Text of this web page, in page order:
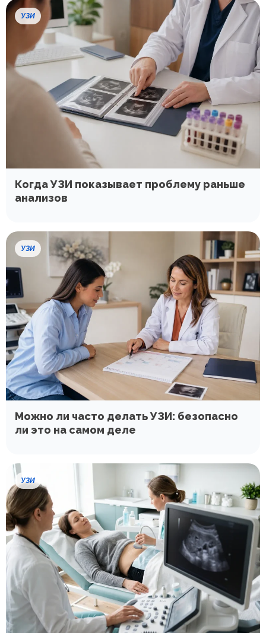
УЗИ
Когда УЗИ показывает проблему раньше
анализов
УЗИ
Можно ли часто делать УЗИ: безопасно
ли это на самом деле
УЗИ